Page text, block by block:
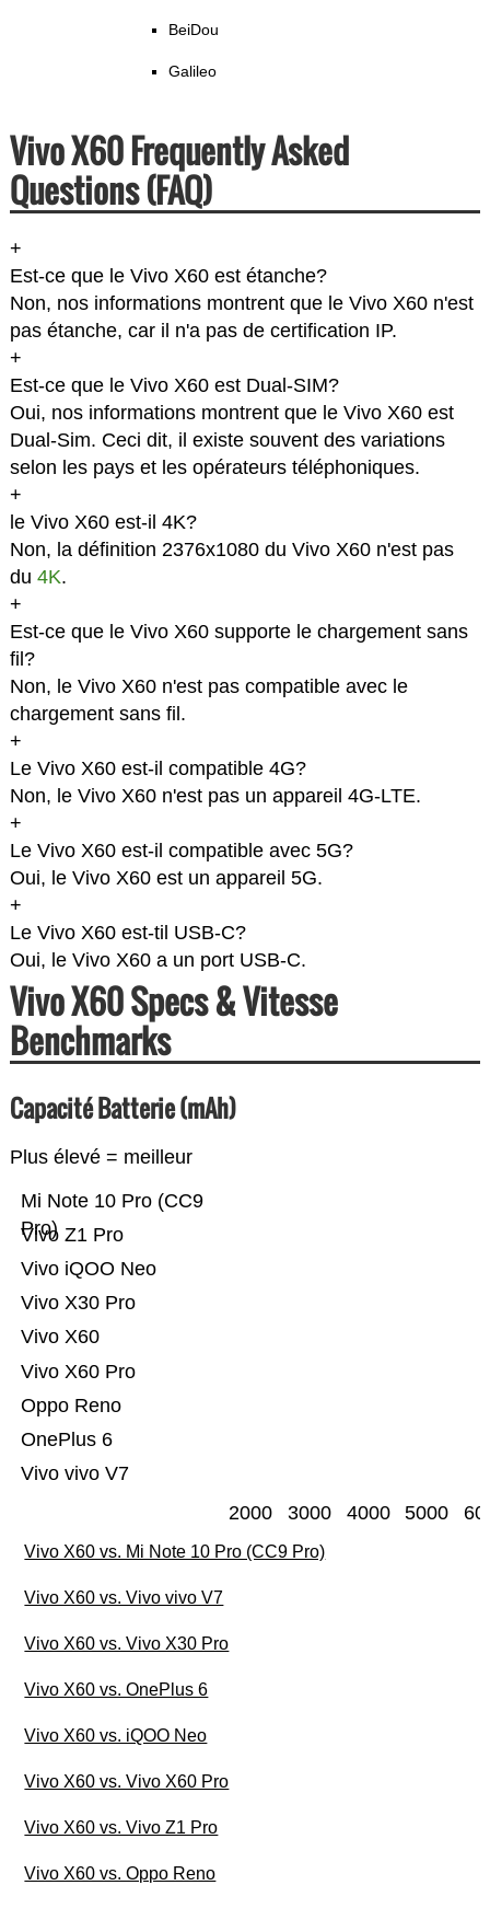
BeiDou
Galileo
Vivo X60 Frequently Asked
Questions (FAQ)
+
Est-ce que le Vivo X60 est étanche?
Non, nos informations montrent que le Vivo X60 n'est
pas étanche, car il n'a pas de certification IP.
+
Est-ce que le Vivo X60 est Dual-SIM?
Oui, nos informations montrent que le Vivo X60 est
Dual-Sim. Ceci dit, il existe souvent des variations
selon les pays et les opérateurs téléphoniques.
+
le Vivo X60 est-il 4K?
Non, la définition 2376x1080 du Vivo X60 n'est pas
du 4K.
+
Est-ce que le Vivo X60 supporte le chargement sans
fil?
Non, le Vivo X60 n'est pas compatible avec le
chargement sans fil.
+
Le Vivo X60 est-il compatible 4G?
Non, le Vivo X60 n'est pas un appareil 4G-LTE.
+
Le Vivo X60 est-il compatible avec 5G?
Oui, le Vivo X60 est un appareil 5G.
+
Le Vivo X60 est-til USB-C?
Oui, le Vivo X60 a un port USB-C.
Vivo X60 Specs & Vitesse
Benchmarks
Capacité Batterie (mAh)
Plus élevé = meilleur
Vivo vivo V7
OnePlus 6
Oppo Reno
Vivo X60 Pro
Vivo X60
Vivo X30 Pro
Vivo iQOO Neo
Vivo Z1 Pro
Mi Note 10 Pro (CC9
Pro)
2000 3000 4000 5000
Vivo X60 vs. Mi Note 10 Pro (CC9 Pro)
Vivo X60 vs. Vivo vivo V7
Vivo X60 vs. Vivo X30 Pro
Vivo X60 vs. OnePlus 6
Vivo X60 vs. iQOO Neo
Vivo X60 vs. Vivo X60 Pro
Vivo X60 vs. Vivo Z1 Pro
Vivo X60 vs. Oppo Reno